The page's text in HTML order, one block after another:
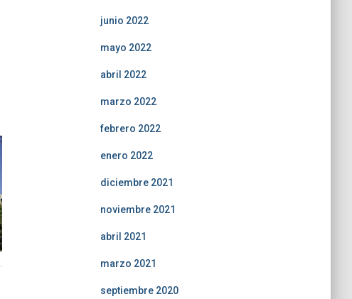
junio 2022
mayo 2022
abril 2022
marzo 2022
febrero 2022
enero 2022
diciembre 2021
noviembre 2021
abril 2021
marzo 2021
septiembre 2020